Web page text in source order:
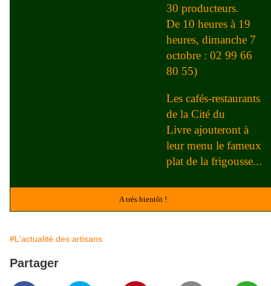
30 producteurs.
De 10 heures à 19
heures, dimanche 7
octobre : 02 99 66
80 55)
Les cafés-restaurants
de la Cité du
Livre ajouteront à
leur menu le fameux
plat de la frigousse...
A très bientôt !
#L'actualité des artisans
Partager